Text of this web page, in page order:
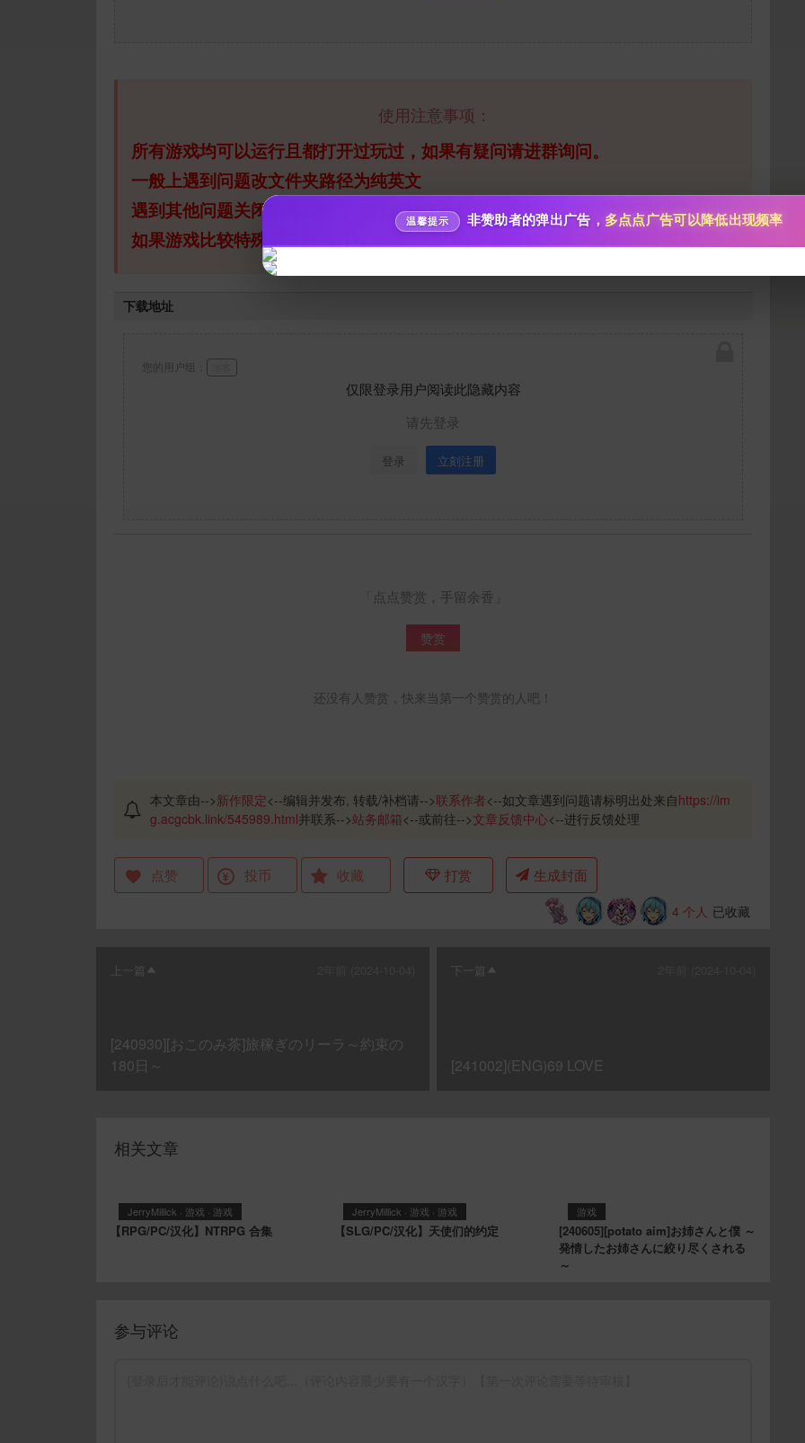
200 分 500
使用注意事项：
所有游戏均可以运行且都打开过玩过，如果有疑问请进群询问。
一般上遇到问题改文件夹路径为纯英文
遇到其他问题关闭杀毒软件，运行包缺失百度，系统错误百度【均可解决】
如果游戏比较特殊需要安装什么东西，我们会在里面放文本进行提示请注意
下载地址
仅限登录用户阅读此隐藏内容
请先登录
登录 立刻注册
您的用户组：
「点点赞赏，手留余香」
赞赏
还没有人赞赏，快来当第一个赞赏的人吧！
本文章由-->新作限定<--编辑并发布, 转载/补档请-->联系作者<--如文章遇到问题请标明出处来自https://im
g.acgcbk.link/545989.html并联系-->站务邮箱<--或前往-->文章反馈中心<--进行反馈处理
点赞 投币 收藏 打赏
秒传文本链接
生成封面
分享到微博
4 个人 已收藏
上一篇
[240930][おこのみ茶]旅稼ぎのリーラ～約束の
180日～
下一篇
[241002](ENG)69 LOVE
相关文章
JerryMillick · 游戏 · 游戏
【RPG/PC/汉化】NTRPG 合集
JerryMillick · 游戏 · 游戏
【SLG/PC/汉化】天使们的约定
游戏
[240605][potato aim]お姉さんと僕 ～
発情したお姉さんに絞り尽くされる
～
参与评论
温馨提示 非赞助者的弹出广告， 多点点广告可以降低出现频率